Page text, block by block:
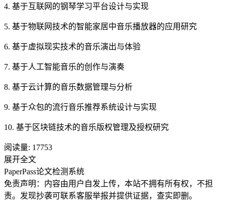
4. 基于互联网的钢琴学习平台设计与实现
5. 基于物联网技术的智能家居中音乐播放器的应用研究
6. 基于虚拟现实技术的音乐演出与体验
7. 基于人工智能音乐的创作与演奏
8. 基于云计算的音乐数据管理与分析
9. 基于众包的流行音乐推荐系统设计与实现
10. 基于区块链技术的音乐版权管理及授权研究
阅读量: 17753
展开全文
PaperPass论文检测系统
免责声明：内容由用户自发上传，本站不拥有所有权，不担
责。发现抄袭可联系客服举报并提供证据，查实即删。